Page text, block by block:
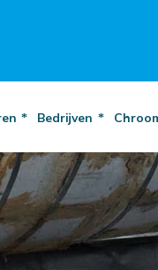
Bedrijven